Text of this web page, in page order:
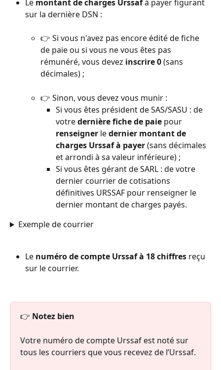
Le montant de charges Urssaf à payer figurant
sur la dernière DSN :
👉 Si vous n'avez pas encore édité de fiche
de paie ou si vous ne vous êtes pas
rémunéré, vous devez inscrire 0 (sans
décimales) ;
👉 Sinon, vous devez vous munir :
Si vous êtes président de SAS/SASU : de
votre dernière fiche de paie pour
renseigner le dernier montant de
charges Urssaf à payer (sans décimales
et arrondi à sa valeur inférieure) ;
Si vous êtes gérant de SARL : de votre
dernier courrier de cotisations
définitives URSSAF pour renseigner le
dernier montant de charges payés.
Exemple de courrier
Le numéro de compte Urssaf à 18 chiffres reçu
sur le courrier.
👉 Notez bien
Votre numéro de compte Urssaf est noté sur
tous les courriers que vous recevez de l’Urssaf.